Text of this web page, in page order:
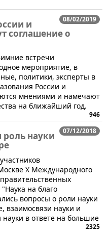
08/02/2019
и
соглашение о
встречи
мероприятие, в
политики, эксперты в
России и
мнениями и намечают
на ближайший год.
946
07/12/2018
науки
X Международного
на благо
вопросы о роли науки
взаимосвязи науки и
в ответе на большие
2325